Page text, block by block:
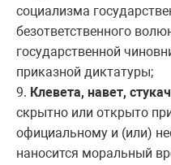
социализма
безответственного
государственной
приказной диктатуры;
9. Клевета, навет,
скрытно или открыто
официальному и (или)
наносится моральный